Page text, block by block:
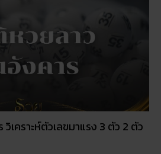
เคราะห์ตัวเลขมาแรง 3 ตัว 2 ตัว